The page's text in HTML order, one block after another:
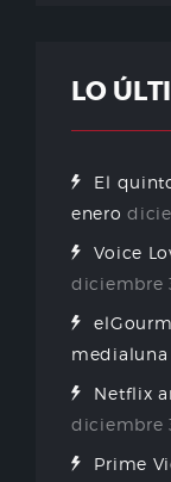
LO
El
enero
Voice
diciembre
medialuna
Netflix
diciembre
Prime